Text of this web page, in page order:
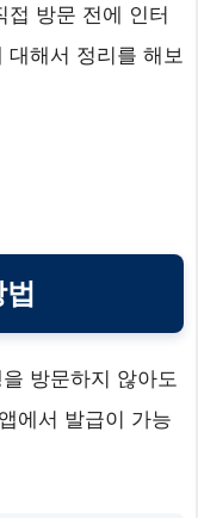
접 방문 전에 인터
해서 정리를 해보
방문하지 않아도
에서 발급이 가능